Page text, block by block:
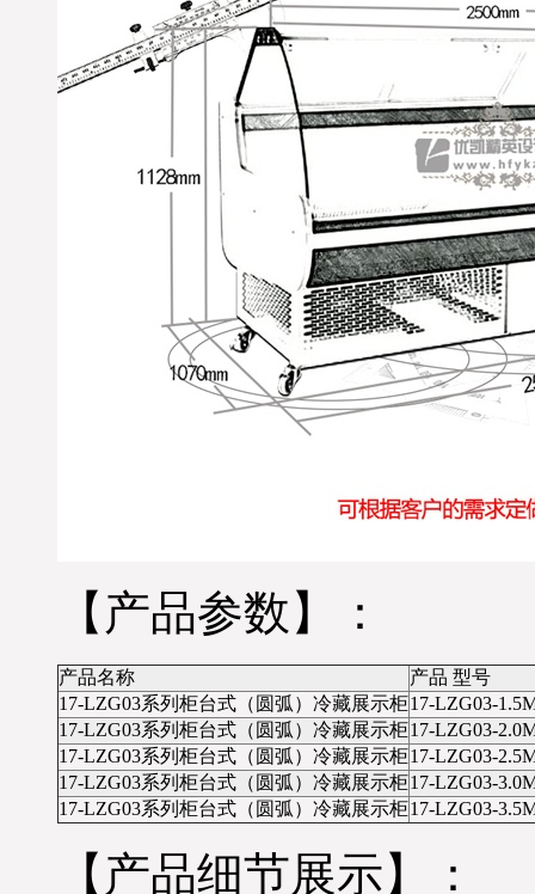
※ 四川成都-张先生，您订
购的水果保鲜柜,水果风幕
柜已经准时发出，出厂标
准木框打包；物流公司：
1820031263-5；请您电话保
持畅通在未来7日及时查
部：0551-65312687. (合肥
糕柜和面包柜已经准时发
出，出厂标准木框打包；
物流公司：天地华宇物
流；单号：1620021262-9；
检测合格准时打包发货，
出厂标准木框打包；物流
公司：南广物流；单号：
NG2015080187；请您电话
在未来4日保持畅通及时查
收货物；同时做好与优凯
公司人员及时办理接货手
续！详情咨询优凯发货
部：0551-65818103. （合肥
市优凯制冷-发货部）
商；由于优凯公司每天产
【产品参数】：
产品名称
产品 型号
17-LZG03系列柜台式（圆弧）冷藏展示柜17-LZG03-
17-LZG03系列柜台式（圆弧）冷藏展示柜17-LZG03-
17-LZG03系列柜台式（圆弧）冷藏展示柜17-LZG03-
17-LZG03系列柜台式（圆弧）冷藏展示柜17-LZG03-
17-LZG03系列柜台式（圆弧）冷藏展示柜17-LZG03-
【产品细节展示】：